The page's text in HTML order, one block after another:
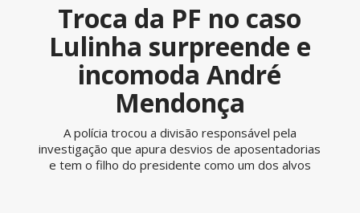
Troca da PF no caso
Lulinha surpreende e
incomoda André
Mendonça
A polícia trocou a divisão responsável pela
investigação que apura desvios de aposentadorias
e tem o filho do presidente como um dos alvos